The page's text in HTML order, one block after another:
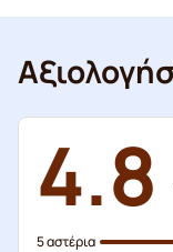
4.8
5 αστέρια